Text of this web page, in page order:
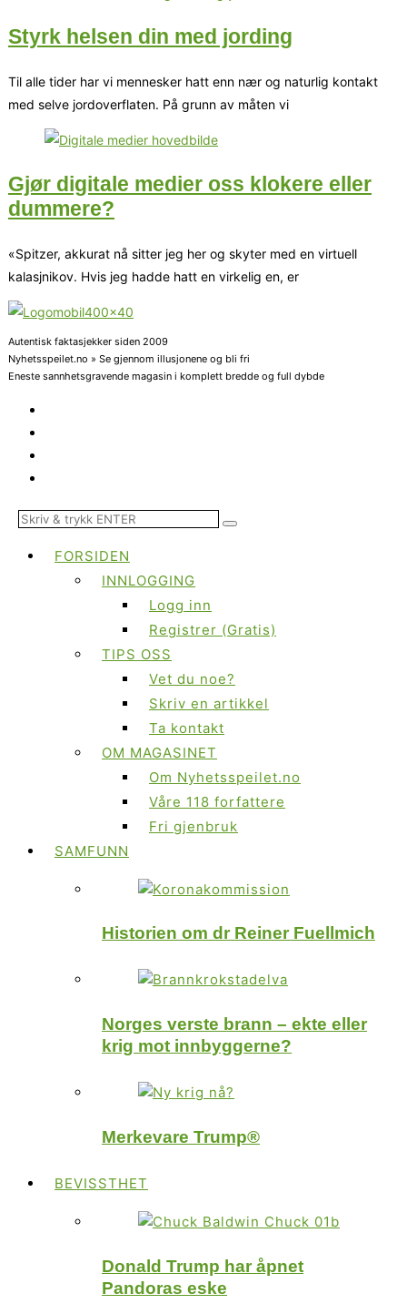
Styrk helsen din med jording
Til alle tider har vi mennesker hatt enn nær og naturlig kontakt
med selve jordoverflaten. På grunn av måten vi
Gjør digitale medier oss klokere eller
dummere?
«Spitzer, akkurat nå sitter jeg her og skyter med en virtuell
kalasjnikov. Hvis jeg hadde hatt en virkelig en, er
Autentisk faktasjekker siden 2009
Nyhetsspeilet.no » Se gjennom illusjonene og bli fri
Eneste sannhetsgravende magasin i komplett bredde og full dybde
FORSIDEN
INNLOGGING
Logg inn
Registrer (Gratis)
TIPS OSS
Vet du noe?
Skriv en artikkel
Ta kontakt
OM MAGASINET
Om Nyhetsspeilet.no
Våre 118 forfattere
Fri gjenbruk
SAMFUNN
Historien om dr Reiner Fuellmich
Norges verste brann – ekte eller
krig mot innbyggerne?
Merkevare Trump®
BEVISSTHET
Donald Trump har åpnet
Pandoras eske